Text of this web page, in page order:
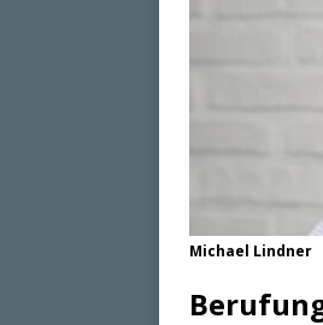
Michael Lindner